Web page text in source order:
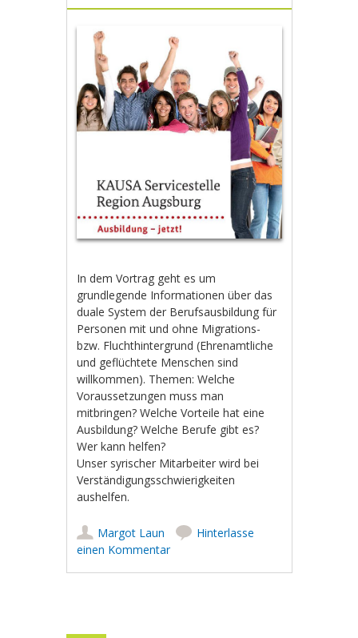
In dem Vortrag geht es um
grundlegende Informationen über das
duale System der Berufsausbildung für
Personen mit und ohne Migrations-
bzw. Fluchthintergrund (Ehrenamtliche
und geflüchtete Menschen sind
willkommen). Themen: Welche
Voraussetzungen muss man
mitbringen? Welche Vorteile hat eine
Ausbildung? Welche Berufe gibt es?
Wer kann helfen?
Unser syrischer Mitarbeiter wird bei
Verständigungsschwierigkeiten
aushelfen.
Margot Laun
Hinterlasse
einen Kommentar